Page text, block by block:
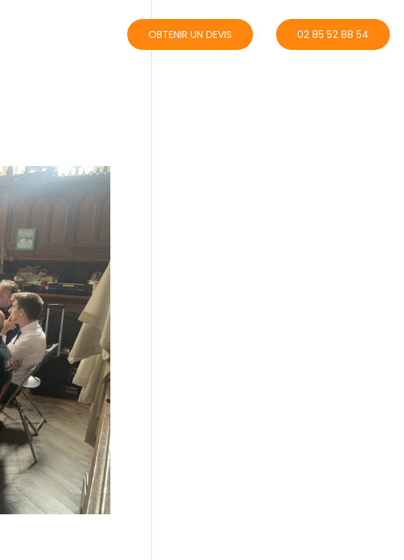
OBTENIR UN DEVIS 02 85 52 88 54